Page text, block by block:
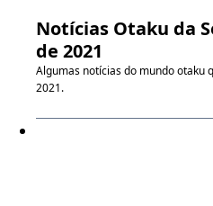
Notícias Otaku da
de 2021
Algumas notícias do mundo otaku
2021.